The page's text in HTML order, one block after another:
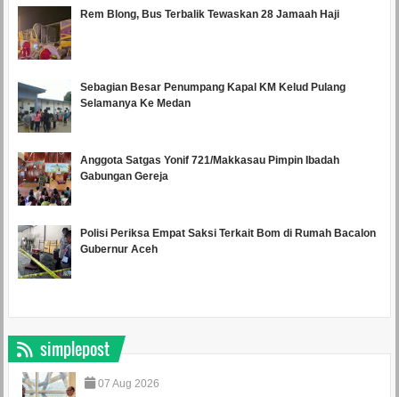
Rem Blong, Bus Terbalik Tewaskan 28 Jamaah Haji
Sebagian Besar Penumpang Kapal KM Kelud Pulang
Selamanya Ke Medan
Anggota Satgas Yonif 721/Makkasau Pimpin Ibadah
Gabungan Gereja
Polisi Periksa Empat Saksi Terkait Bom di Rumah Bacalon
Gubernur Aceh
simplepost
07 Aug 2026